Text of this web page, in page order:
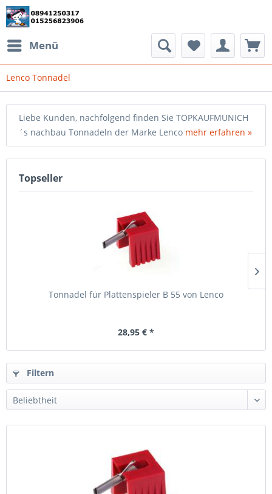
Menü
Lenco Tonnadel
Liebe Kunden, nachfolgend finden Sie TOPKAUFMUNICH
´s nachbau Tonnadeln der Marke Lenco mehr erfahren »
Topseller
Tonnadel für Plattenspieler B 55 von Lenco
28,95 € *
Filtern